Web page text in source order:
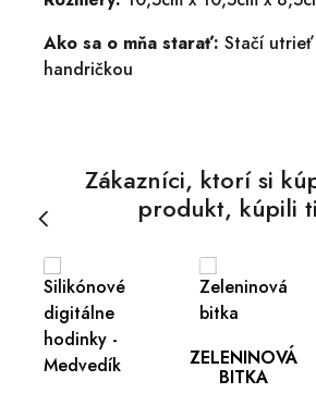
Ako sa o mňa starať: Stačí
handričkou
Zákazníci, ktorí si
produkt, kúpili
ZELENINOVÁ
BITKA